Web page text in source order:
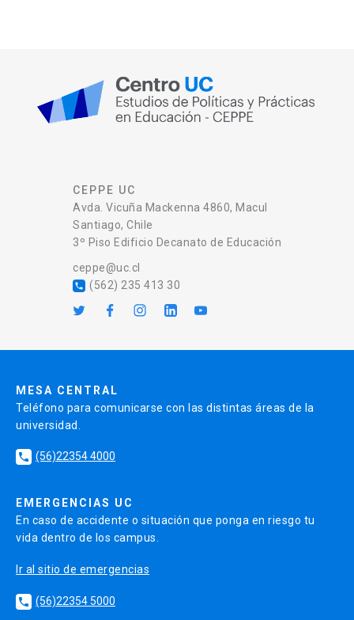
CEPPE UC
Avda. Vicuña Mackenna 4860, Macul
Santiago, Chile
3º Piso Edificio Decanato de Educación
ceppe@uc.cl
local_phone (562) 235 413 30
MESA CENTRAL
Teléfono para comunicarse con las distintas áreas de la
universidad.
local_phone (56)22354 4000
EMERGENCIAS UC
En caso de accidente o situación que ponga en riesgo tu
vida dentro de los campus.
Ir al sitio de emergencias
local_phone (56)22354 5000